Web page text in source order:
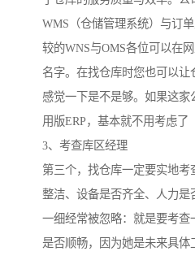
WMS（仓储管理系统）与订
较的WNS与OMS各位可以在
名字。在找仓库时您也可以让
感觉一下是不是够。如果这
用版ERP，基本就不用考虑了
3、考查库区经理
第三个，找仓库一定要实地
整洁、设备是否齐全、人力
一细经常被忽略：就是要考
是否顺畅，因为她是未来具